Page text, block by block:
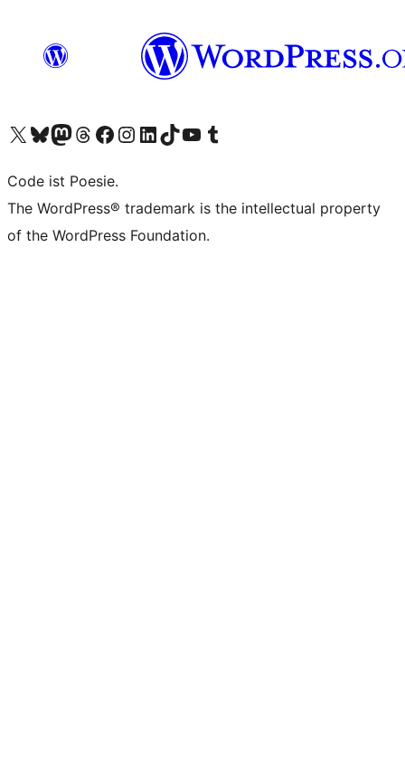
Unser X-Konto (früher Twitter) besuchen
Unser Bluesky-Konto besuchen
Unser Mastodon-Konto besuchen
Unser Threads-Konto besuchen
Unsere Facebook-Seite besuchen
Unser Instagram-Konto besuchen
Unser LinkedIn-Konto besuchen
Unser TikTok-Konto besuchen
Unseren YouTube-Kanal besuchen
Unser Tumblr-Konto besuchen
Code ist Poesie.
The WordPress® trademark is the intellectual property
of the WordPress Foundation.